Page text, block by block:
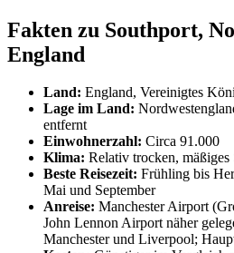
Fakten zu Southport,
England
Land: England, Vereinigtes
Lage im Land:
entfernt
Einwohnerzahl: Circa 91.000
Klima: Relativ trocken,
Beste Reisezeit: Frühling bis
Mai und September
Anreise: Manchester Airport
John Lennon Airport näher
Manchester und Liverpool;